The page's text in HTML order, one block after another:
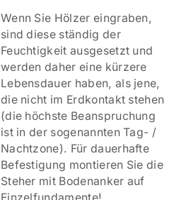
Wenn Sie Hölzer eingraben,
sind diese ständig der
Feuchtigkeit ausgesetzt und
werden daher eine kürzere
Lebensdauer haben, als jene,
die nicht im Erdkontakt stehen
(die höchste Beanspruchung
ist in der sogenannten Tag- /
Nachtzone). Für dauerhafte
Befestigung montieren Sie die
Steher mit Bodenanker auf